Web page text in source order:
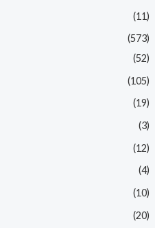
(11)
(573)
(52)
(105)
(19)
(3)
(12)
(4)
(10)
(20)